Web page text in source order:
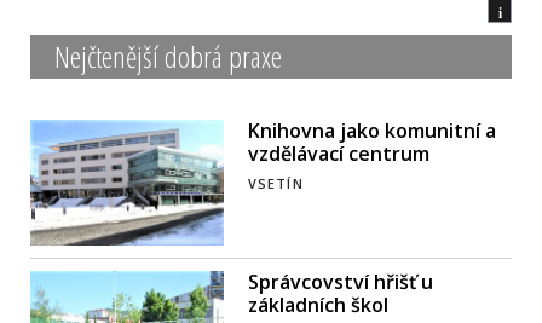
i
Nejčtenější dobrá praxe
Knihovna jako komunitní a
vzdělávací centrum
VSETÍN
Správcovství hřišť u
základních škol